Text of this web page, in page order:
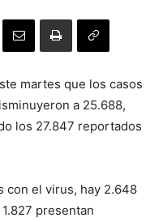
martes que los casos
a 25.688,
los 27.847 reportados
con el virus, hay 2.648
presentan